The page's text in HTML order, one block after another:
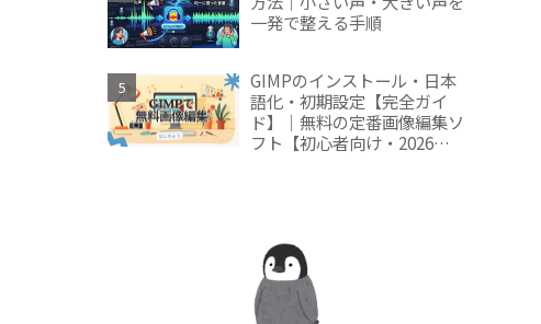
一発で整える手順
GIMPのインストール・日本
語化・初期設定【完全ガイ
ド】｜無料の定番画像編集ソ
フト【初心者向け・2026年